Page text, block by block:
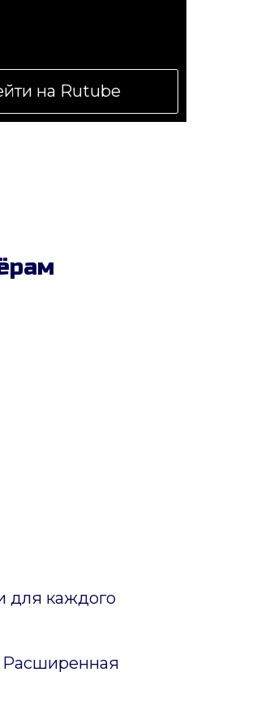
на Rutube
для каждого
Расширенная